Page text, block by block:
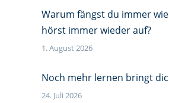
Warum fängst du immer
hörst immer wieder auf?
1. August 2026
Noch mehr lernen bringt
24. Juli 2026